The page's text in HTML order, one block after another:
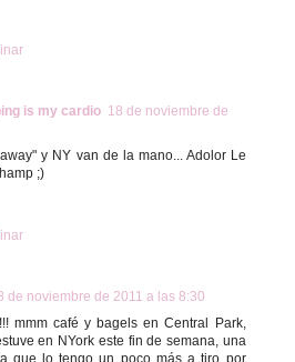
is my cardio 18 de noviembre de
y NY van de la mano... Adolor Le
;)
de noviembre de 2011 a las 8:30
mmm café y bagels en Central Park,
en NYork este fin de semana, una